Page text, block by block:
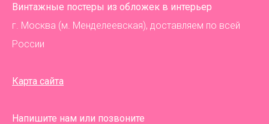
Винтажные постеры из обложек в интерьер
г. Москва (м. Менделеевская), доставляем по всей
России
Карта сайта
Напишите нам или позвоните